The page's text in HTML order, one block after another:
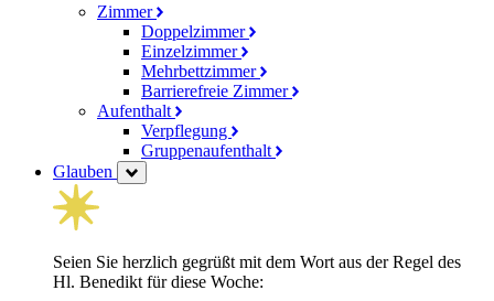
Zimmer
Doppelzimmer
Einzelzimmer
Mehrbettzimmer
Barrierefreie Zimmer
Aufenthalt
Verpflegung
Gruppenaufenthalt
Glauben
Seien Sie herzlich gegrüßt mit dem Wort aus der Regel des
Hl. Benedikt für diese Woche: